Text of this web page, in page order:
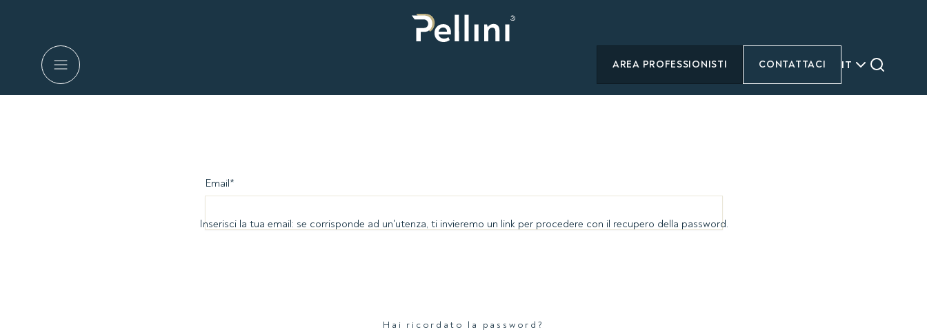
AREA PROFESSIONISTI CONTATTACI IT
Email*
Inserisci la tua email: se corrisponde ad un'utenza, ti invieremo un link per procedere con il recupero della password.
Hai ricordato la password?